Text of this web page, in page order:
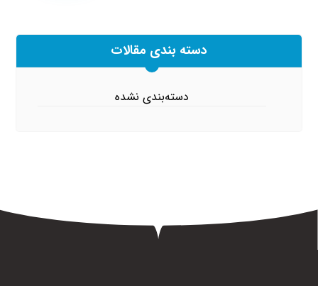
دسته بندی مقالات
دسته‌بندی نشده